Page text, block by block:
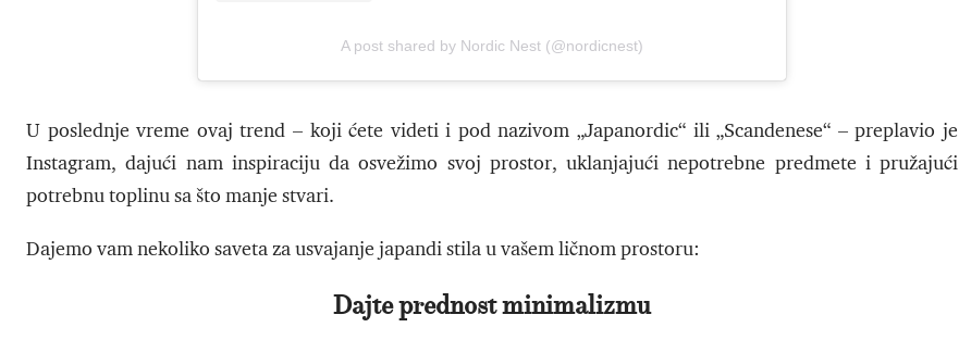
A post shared by Nordic Nest (@nordicnest)
U poslednje vreme ovaj trend – koji ćete videti i pod nazivom „Japanordic“ ili „Scandenese“ – preplavio je
Instagram, dajući nam inspiraciju da osvežimo svoj prostor, uklanjajući nepotrebne predmete i pružajući
potrebnu toplinu sa što manje stvari.
Dajemo vam nekoliko saveta za usvajanje japandi stila u vašem ličnom prostoru:
Dajte prednost minimalizmu